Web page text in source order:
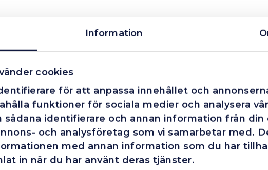
Information
cookies
för att anpassa innehållet och
funktioner för sociala medier och analysera
sådana identifierare och annan information från
och analysföretag som vi samarbetar med.
med annan information som du har
in när du har använt deras tjänster.